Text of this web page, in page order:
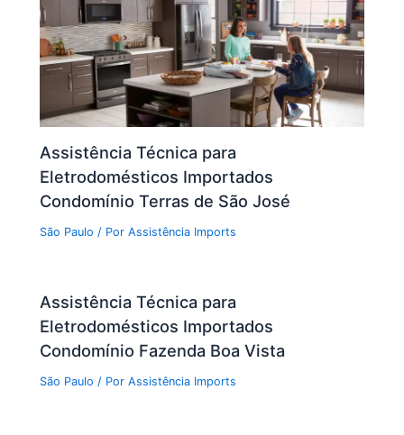
Assistência Técnica para
Eletrodomésticos Importados
Condomínio Terras de São José
São Paulo / PorAssistência Imports
Assistência Técnica para
Eletrodomésticos Importados
Condomínio Fazenda Boa Vista
São Paulo / PorAssistência Imports